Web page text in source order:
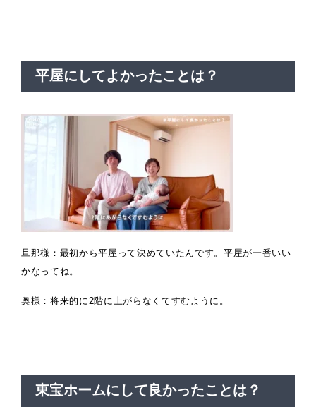
平屋にしてよかったことは？
旦那様：最初から平屋って決めていたんです。平屋が一番いい
かなってね。
奥様：将来的に2階に上がらなくてすむように。
東宝ホームにして良かったことは？